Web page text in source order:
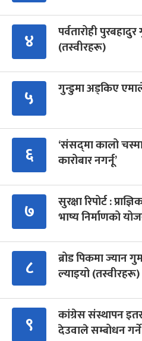
४
पर्वतारोही
(तस्वीरहरू)
५ गुन्डुमा अड्किए
६
‘संसद्‍मा कालो
कारोबार नगर्नू’
७
सुरक्षा रिपोर्ट :
भाष्य निर्माणको
८
ब्रोड पिकमा ज्यान
ल्याइयो (तस्वीरहरू)
९
कांग्रेस संस्थापन
देउवाले सम्बोधन गर्ने